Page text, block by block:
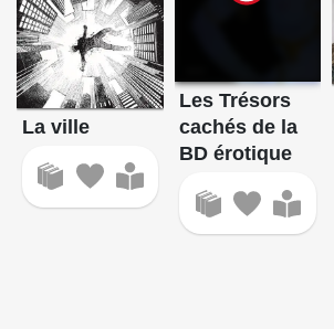
La ville
Les Trésors
cachés de la
BD érotique